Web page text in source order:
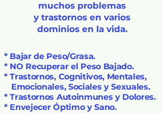
muchos problemas
y trastornos en varios
dominios en la vida.
* Bajar de Peso/Grasa.
* NO Recuperar el Peso Bajado.
* Trastornos, Cognitivos, Mentales,
Emocionales, Sociales y Sexuales.
* Trastornos Autoinmunes y Dolores.
* Envejecer Óptimo y Sano.